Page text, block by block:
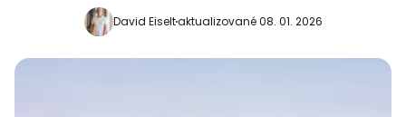
David Eiseltaktualizované 08. 01. 2026